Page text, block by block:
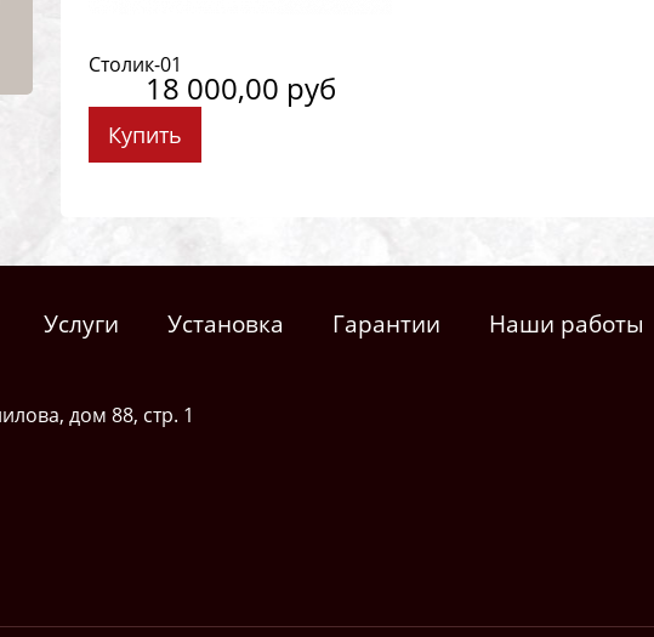
Столик-01
18 000,00 руб
Купить
Услуги Установка Гарантии Наши работы
дом 88, стр. 1